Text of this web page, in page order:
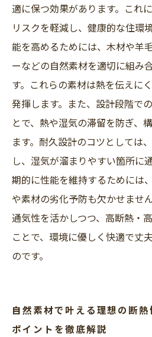
適に保つ効果があります。これ
リスクを軽減し、健康的な住環
能を高めるためには、木材や羊
ーなどの自然素材を適切に組み
す。これらの素材は熱を伝えに
発揮します。また、設計段階で
とで、熱や湿気の滞留を防ぎ、
ます。耐久設計のコツとしては
し、湿気が溜まりやすい箇所に
期的に性能を維持するためには
や素材の劣化予防も欠かせませ
通気性を活かしつつ、高断熱・
ことで、環境に優しく快適で丈
のです。
自然素材で叶える理想の断
ポイントを徹底解説